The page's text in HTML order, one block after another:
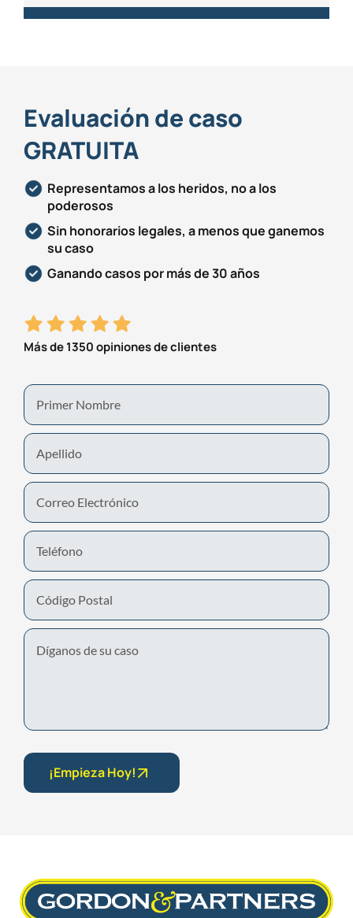
Evaluación de caso
GRATUITA
Representamos a los heridos, no a los
poderosos
Sin honorarios legales, a menos que ganemos
su caso
Ganando casos por más de 30 años
Más de 1350 opiniones de clientes
First
Name
Last
Name
Email
Phone
Number
Untitled
¡Empieza Hoy!